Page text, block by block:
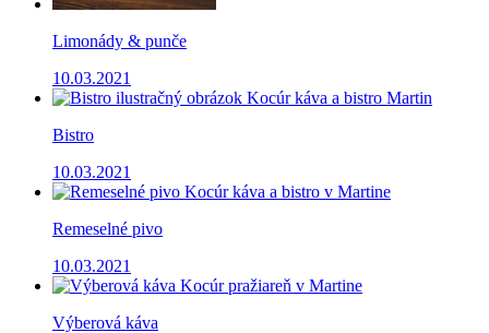
Limonády & punče
10.03.2021
Bistro
10.03.2021
Remeselné pivo
10.03.2021
Výberová káva